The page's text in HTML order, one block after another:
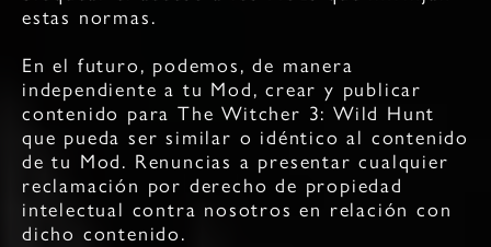
estas normas.
En el futuro, podemos, de manera
independiente a tu Mod, crear y publicar
contenido para The Witcher 3: Wild Hunt
que pueda ser similar o idéntico al contenido
de tu Mod. Renuncias a presentar cualquier
reclamación por derecho de propiedad
intelectual contra nosotros en relación con
dicho contenido.